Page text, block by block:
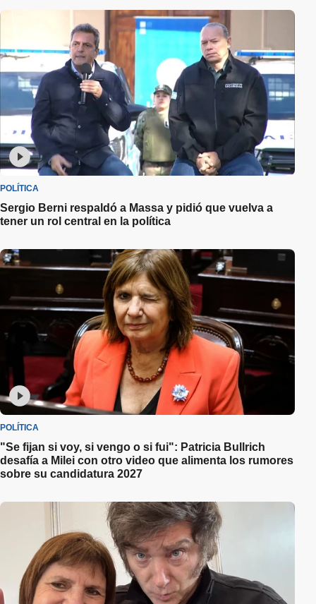
POLÍTICA
Sergio Berni respaldó a Massa y pidió que vuelva a
tener un rol central en la política
POLÍTICA
"Se fijan si voy, si vengo o si fui": Patricia Bullrich
desafía a Milei con otro video que alimenta los rumores
sobre su candidatura 2027